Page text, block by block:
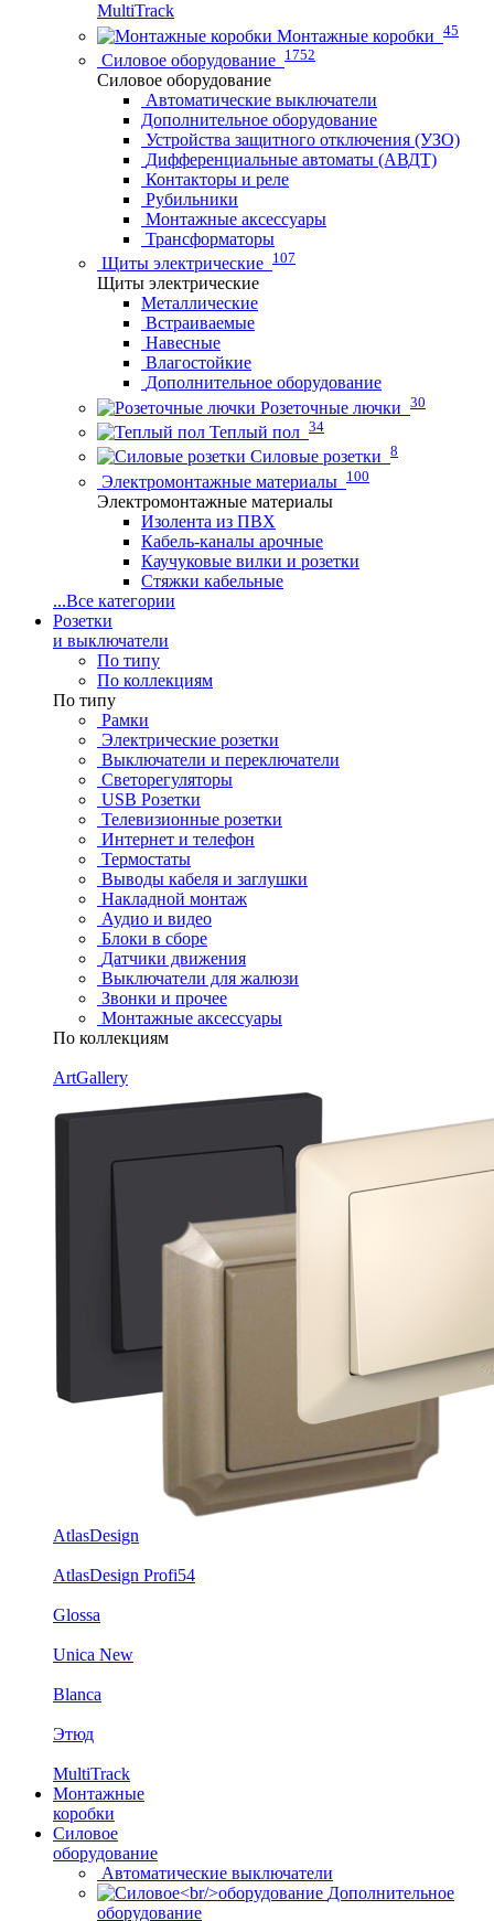
MultiTrack
Монтажные коробки 45
Силовое оборудование 1752
Силовое оборудование
Автоматические выключатели
Дополнительное оборудование
Устройства защитного отключения (УЗО)
Дифференциальные автоматы (АВДТ)
Контакторы и реле
Рубильники
Монтажные аксессуары
Трансформаторы
Щиты электрические 107
Щиты электрические
Металлические
Встраиваемые
Навесные
Влагостойкие
Дополнительное оборудование
Розеточные лючки 30
Теплый пол 34
Силовые розетки 8
Электромонтажные материалы 100
Электромонтажные материалы
Изолента из ПВХ
Кабель-каналы арочные
Каучуковые вилки и розетки
Стяжки кабельные
...Все категории
Розетки
и выключатели
По типу
По коллекциям
По типу
Рамки
Электрические розетки
Выключатели и переключатели
Светорегуляторы
USB Розетки
Телевизионные розетки
Интернет и телефон
Термостаты
Выводы кабеля и заглушки
Накладной монтаж
Аудио и видео
Блоки в сборе
Датчики движения
Выключатели для жалюзи
Звонки и прочее
Монтажные аксессуары
По коллекциям
ArtGallery
AtlasDesign
AtlasDesign Profi54
Glossa
Unica New
Blanca
Этюд
MultiTrack
Монтажные
коробки
Силовое
оборудование
Автоматические выключатели
Дополнительное
оборудование